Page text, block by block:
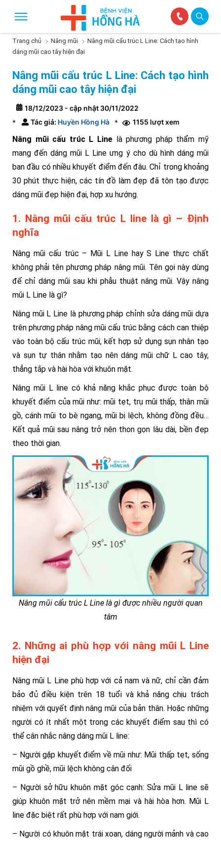
Trang chủ Nâng mũi
Nâng mũi cấu trúc L Line: Cách tạo hình
dáng mũi cao tây hiện đại
Nâng mũi cấu trúc L Line: Cách tạo hình
dáng mũi cao tây hiện đại
18/12/2023 - cập nhật 30/11/2022
*
Tác giả: Huyền Hồng Hà * 1155 lượt xem
Nâng mũi cấu trúc L Line là phương pháp thẩm mỹ
mang đến dáng mũi L Line ưng ý cho dù hình dáng mũi
ban đầu có nhiều khuyết điểm đến đâu. Chỉ trong khoảng
30 phút thực hiện, các tín đồ làm đẹp đã tôn tạo được
dáng mũi đẹp hiện đại, hợp xu hướng.
1. Nâng mũi cấu trúc L line là gì – Định
nghĩa
Nâng mũi cấu trúc – Mũi L Line hay S Line thực chất
không phải tên phương pháp nâng mũi. Tên gọi này dùng
để chỉ dáng mũi sau khi phẫu thuật nâng mũi. Vậy nâng
mũi L Line là gì?
Nâng mũi L Line là phương pháp chỉnh sửa dáng mũi dựa
trên phương pháp nâng mũi cấu trúc bằng cách can thiệp
vào toàn bộ cấu trúc mũi, kết hợp sử dụng sụn nhân tạo
và sụn tự thân nhằm tạo nên dáng mũi chữ L cao tây,
thẳng tắp và hài hòa với khuôn mặt.
Nâng mũi L line có khả năng khắc phục được toàn bộ
khuyết điểm của mũi như: mũi tẹt, trụ mũi thấp, thân mũi
gồ, cánh mũi to bè ngang, mũi bị lệch, không đồng đều…
Kết quả mũi sau nâng trở nên thon gọn lâu dài, bền đẹp
theo thời gian.
Nâng mũi cấu trúc L Line là gì được nhiều người quan
tâm
2. Những ai phù hợp với nâng mũi L Line
hiện đại
Nâng mũi L Line phù hợp với cả nam và nữ, chỉ cần đảm
bảo đủ điều kiện trên 18 tuổi và khả năng chịu trách
nhiệm với quyết định nâng mũi của bản thân. Hoặc những
người có ít nhất một trong các khuyết điểm sau thì có
thể cân nhắc nâng dáng mũi L line:
– Người gặp khuyết điểm về mũi như: Mũi thấp tẹt, sống
mũi gồ ghề, mũi lệch không cân đối
– Người sở hữu khuôn mặt góc cạnh: Sửa mũi L line sẽ
giúp khuôn mặt trở nên mềm mại và hài hòa hơn. Mũi L
line đặc biệt rất phù hợp với nam giới.
– Người có khuôn mặt trái xoan, dáng người mảnh và cao